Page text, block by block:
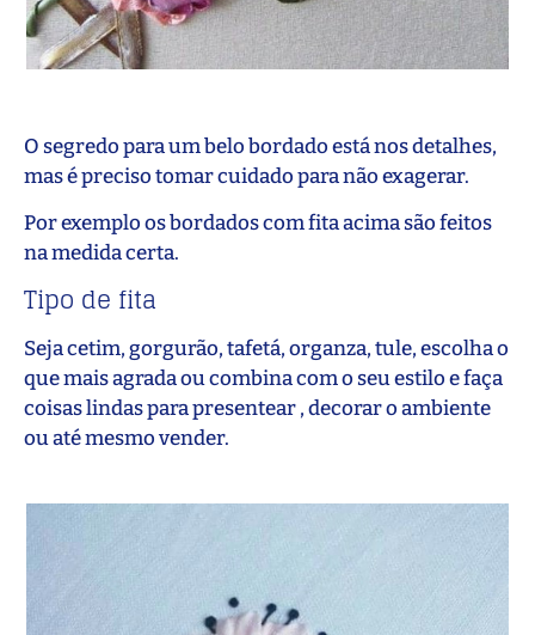
O segredo para um belo bordado está nos detalhes,
mas é preciso tomar cuidado para não exagerar.
Por exemplo os bordados com fita acima são feitos
na medida certa.
Tipo de fita
Seja cetim, gorgurão, tafetá, organza, tule, escolha o
que mais agrada ou combina com o seu estilo e faça
coisas lindas para presentear , decorar o ambiente
ou até mesmo vender.